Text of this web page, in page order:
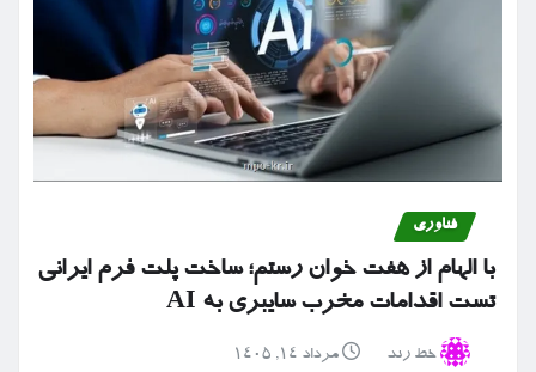
فناوری
با الهام از هفت خوان رستم؛ ساخت پلت فرم ایرانی
تست اقدامات مخرب سایبری به AI
خط رند مرداد ۱۴, ۱۴۰۵